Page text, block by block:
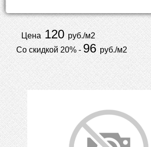
Цена120руб./м2
Со скидкой 20% - 96руб./м2